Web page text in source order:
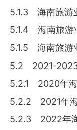
5.1.3 海南旅游
5.1.4 海南旅游
5.1.5 海南旅游
5.2 2021-2023
5.2.1 2020年海
5.2.2 2021年
5.2.3 2022年